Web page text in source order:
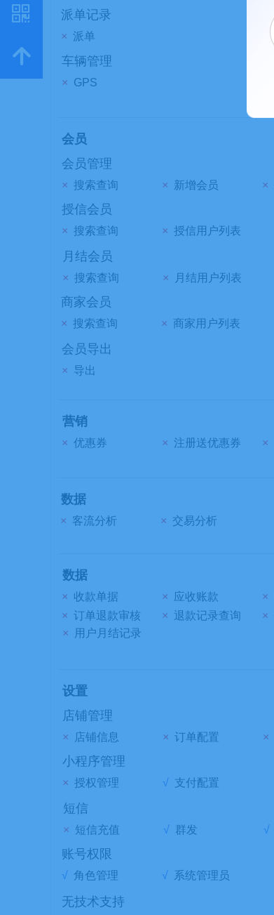
派单记录
× 派单
车辆管理
× GPS
会员
会员管理
× 搜索查询 × 新增会员 ×
× 授信用户列表
授信会员
× 搜索查询
月结会员
× 搜索查询 × 月结用户列表
商家会员
× 搜索查询 × 商家用户列表
会员导出
× 导出
营销
× 优惠券 × 注册送优惠券 ×
数据
× 客流分析 × 交易分析
数据
× 收款单据 × 应收账款 ×
× 订单退款审核 × 退款记录查询 ×
×
用户月结记录
设置
店铺管理
× 店铺信息 × 订单配置 ×
√ 支付配置
小程序管理
× 授权管理
短信
× 短信充值 √ 群发 √
账号权限
√ 角色管理 √ 系统管理员
无技术支持
낃
녕